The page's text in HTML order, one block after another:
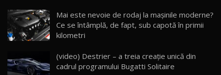
ZEEKR 9X - PRIMUL TEST DRIVE ÎN ROMÂNĂ!
CUM SE CONDUCE?
33:40
30
Primele impresii despre BYD Seal U DM-i,
Sealion 7 și Seal 5 DM-i / Test Drive
Mai este nevoie de rodaj la mașinile moderne?
Ce se întâmplă, de fapt, sub capotă în primii
kilometri
(video) Destrier – a treia creație unică din
cadrul programului Bugatti Solitaire